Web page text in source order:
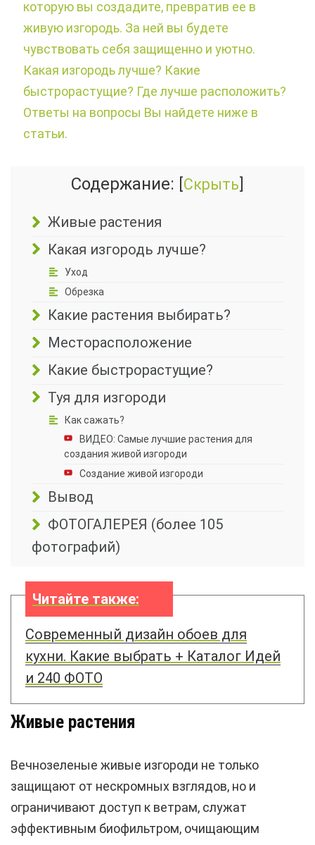
которую вы создадите, превратив ее в
живую изгородь. За ней вы будете
чувствовать себя защищенно и уютно.
Какая изгородь лучше? Какие
быстрорастущие? Где лучше расположить?
Ответы на вопросы Вы найдете ниже в
статьи.
Содержание: Скрыть
Живые растения
Какая изгородь лучше?
Уход
Обрезка
Какие растения выбирать?
Месторасположение
Какие быстрорастущие?
Туя для изгороди
Как сажать?
ВИДЕО: Самые лучшие растения для
создания живой изгороди
Создание живой изгороди
Вывод
ФОТОГАЛЕРЕЯ (более 105
фотографий)
Читайте также:
Современный дизайн обоев для
кухни. Какие выбрать + Каталог Идей
и 240 ФОТО
Живые растения
Вечнозеленые живые изгороди не только
защищают от нескромных взглядов, но и
ограничивают доступ к ветрам, служат
эффективным биофильтром, очищающим